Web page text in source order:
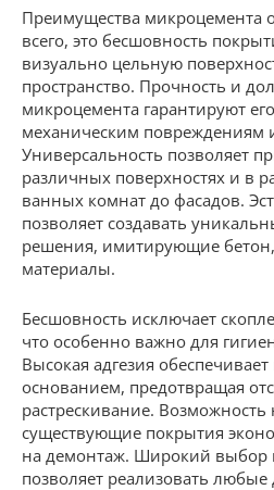
Преимущества микроцемента
всего, это бесшовность
визуально цельную
пространство. Прочность и
микроцемента гарантируют
механическим повреждениям
Универсальность позволяет
различных поверхностях и в
ванных комнат до фасадов.
позволяет создавать
решения, имитирующие
материалы.
Бесшовность исключает
что особенно важно для
Высокая адгезия
основанием, предотвращая
растрескивание. Возможность
существующие покрытия
на демонтаж. Широкий выбор
позволяет реализовать